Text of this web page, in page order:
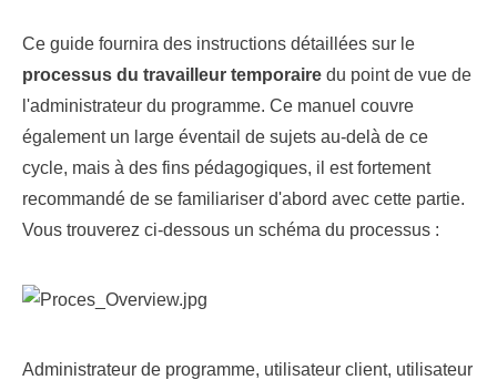
Ce guide fournira des instructions détaillées sur le
processus du travailleur temporaire du point de vue de
l'administrateur du programme. Ce manuel couvre
également un large éventail de sujets au-delà de ce
cycle, mais à des fins pédagogiques, il est fortement
recommandé de se familiariser d'abord avec cette partie.
Vous trouverez ci-dessous un schéma du processus :
Administrateur de programme, utilisateur client, utilisateur